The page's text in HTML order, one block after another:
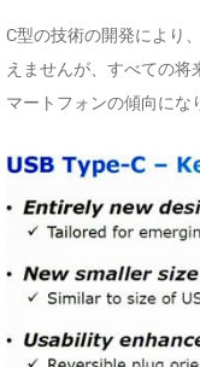
C型の技術の開発により
えませんが、すべての将
マートフォンの傾向にな